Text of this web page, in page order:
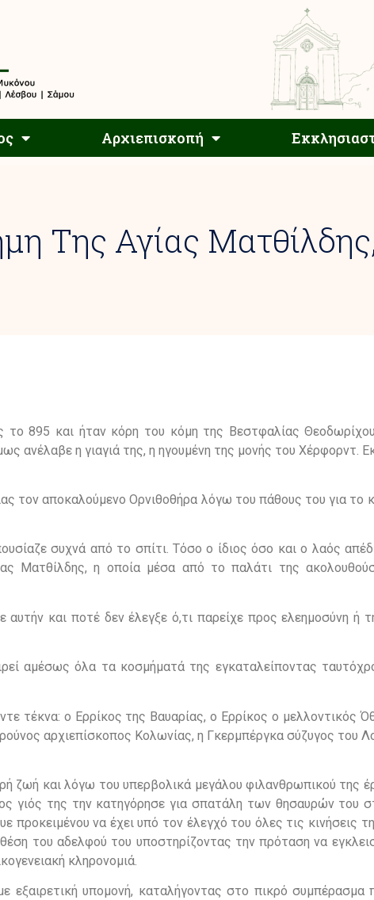
Αρχιεπισκοπή
Αρχιεπισκοπή
Της Αγίας
το 895 και ήταν κόρη του κόμη της Βεστφαλίας
ανέλαβε η γιαγιά της, η ηγουμένη της μονής του Χέρφορντ.
τον αποκαλούμενο Ορνιθοθήρα λόγω του πάθους του για το
συχνά από το σπίτι. Τόσο ο ίδιος όσο και ο λαός
Ματθίλδης, η οποία μέσα από το παλάτι της
και ποτέ δεν έλεγξε ό,τι παρείχε προς ελεημοσύνη ή
αμέσως όλα τα κοσμήματά της εγκαταλείποντας
τέκνα: ο Ερρίκος της Βαυαρίας, ο Ερρίκος ο μελλοντικός
αρχιεπίσκοπος Κολωνίας, η Γκερμπέργκα σύζυγος του
ζωή και λόγω του υπερβολικά μεγάλου φιλανθρωπικού της
γιός της την κατηγόρησε για σπατάλη των θησαυρών του
να έχει υπό τον έλεγχό του όλες τις κινήσεις
του αδελφού του υποστηρίζοντας την πρόταση να
κληρονομιά.
εξαιρετική υπομονή, καταλήγοντας στο πικρό συμπέρασμα